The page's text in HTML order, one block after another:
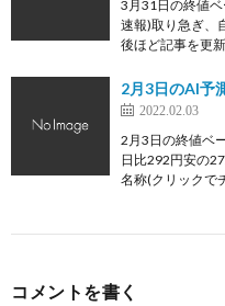
3月31日の終値
速報)取り急ぎ、
後ほど記事を更
2月3日のAI予
2022.02.03
2月3日の終値ベ
日比292円安の
名称(クリックで
コメントを書く